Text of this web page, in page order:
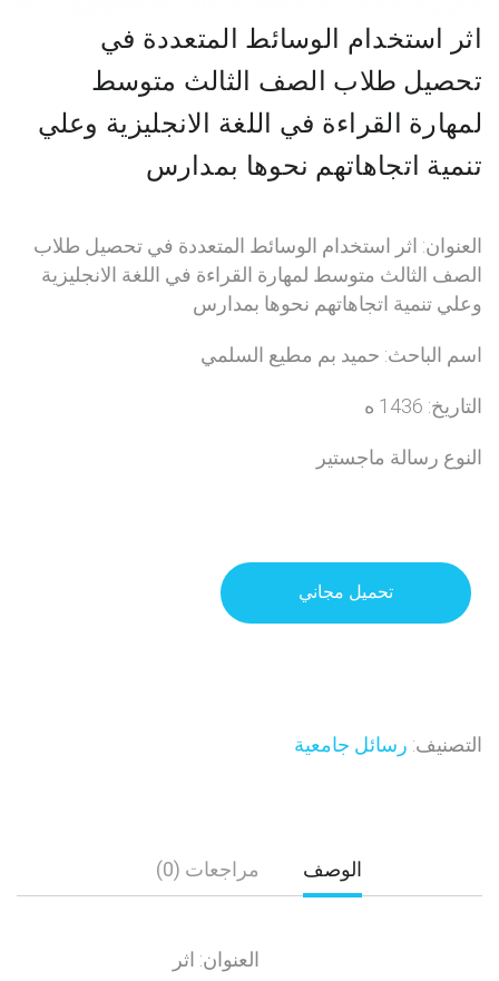
اثر استخدام الوسائط المتعددة في
تحصيل طلاب الصف الثالث متوسط
لمهارة القراءة في اللغة الانجليزية وعلي
تنمية اتجاهاتهم نحوها بمدارس
العنوان: اثر استخدام الوسائط المتعددة في تحصيل طلاب
الصف الثالث متوسط لمهارة القراءة في اللغة الانجليزية
وعلي تنمية اتجاهاتهم نحوها بمدارس
اسم الباحث: حميد بم مطيع السلمي
التاريخ: 1436 ه
النوع رسالة ماجستير
تحميل مجاني
التصنيف: رسائل جامعية
الوصف مراجعات (0)
العنوان: اثر